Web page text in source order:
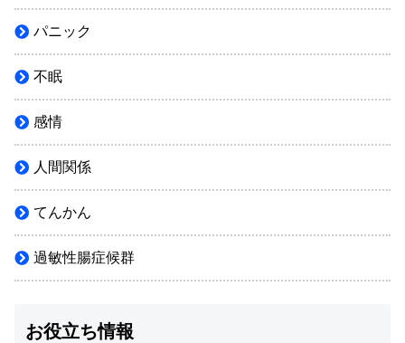
パニック
不眠
感情
人間関係
てんかん
過敏性腸症候群
お役立ち情報